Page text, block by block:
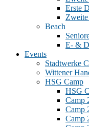
Erste
Beach
E- &
Events
Stadtwerke
Wittener
HSG Camp
HSG
Camp
Camp
Camp